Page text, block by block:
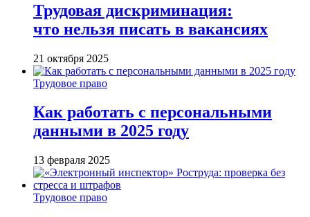
Трудовая дискриминация:
что нельзя писать в вакансиях
21 октября 2025
Трудовое право
Как работать с персональными
данными в 2025 году
13 февраля 2025
Трудовое право